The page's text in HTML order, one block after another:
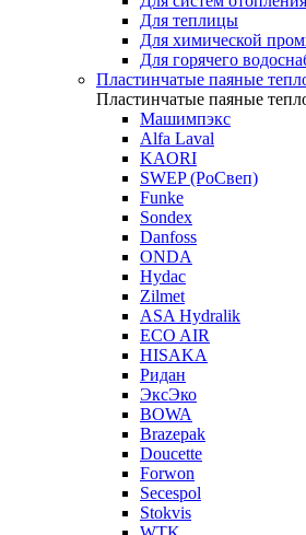
Для теплицы
Для химической
Для горячего
Пластинчатые паяные
Пластинчатые паяные
Машимпэкс
Alfa Laval
KAORI
SWEP (РоСвеп)
Funke
Sondex
Danfoss
ONDA
Hydac
Zilmet
ASA Hydralik
ECO AIR
HISAKA
Ридан
ЭксЭко
BOWA
Brazepak
Doucette
Forwon
Secespol
Stokvis